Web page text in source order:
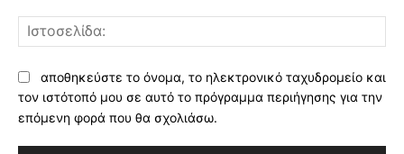
αποθηκεύστε το όνομα, το ηλεκτρονικό ταχυδρομείο και
τον ιστότοπό μου σε αυτό το πρόγραμμα περιήγησης για την
επόμενη φορά που θα σχολιάσω.